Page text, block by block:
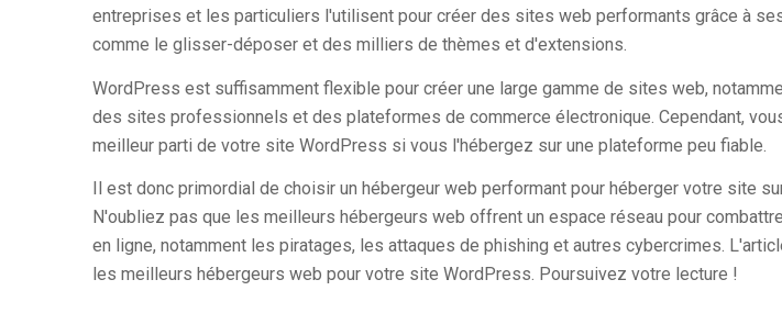
entreprises et les particuliers l'utilisent pour créer des sites web performants grâce à
comme le glisser-déposer et des milliers de thèmes et d'extensions.
WordPress est suffisamment flexible pour créer une large gamme de sites web,
des sites professionnels et des plateformes de commerce électronique. Cependant,
meilleur parti de votre site WordPress si vous l'hébergez sur une plateforme peu fiable.
Il est donc primordial de choisir un hébergeur web performant pour héberger votre site
N'oubliez pas que les meilleurs hébergeurs web offrent un espace réseau pour
en ligne, notamment les piratages, les attaques de phishing et autres cybercrimes.
les meilleurs hébergeurs web pour votre site WordPress. Poursuivez votre lecture !